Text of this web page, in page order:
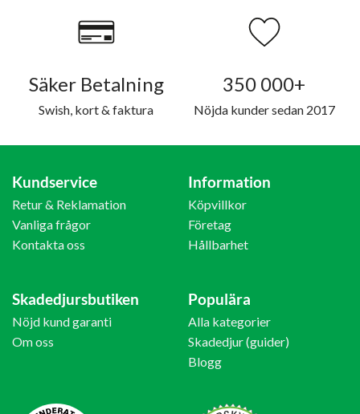
Säker Betalning
Swish, kort & faktura
350 000+
Nöjda kunder sedan 2017
Kundservice
Retur & Reklamation
Vanliga frågor
Kontakta oss
Information
Köpvillkor
Företag
Hållbarhet
Skadedjursbutiken
Nöjd kund garanti
Om oss
Populära
Alla kategorier
Skadedjur (guider)
Blogg